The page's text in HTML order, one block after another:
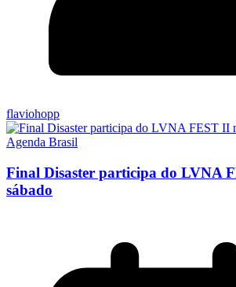
flaviohopp
Agenda Brasil
Final Disaster participa do LVNA
sábado